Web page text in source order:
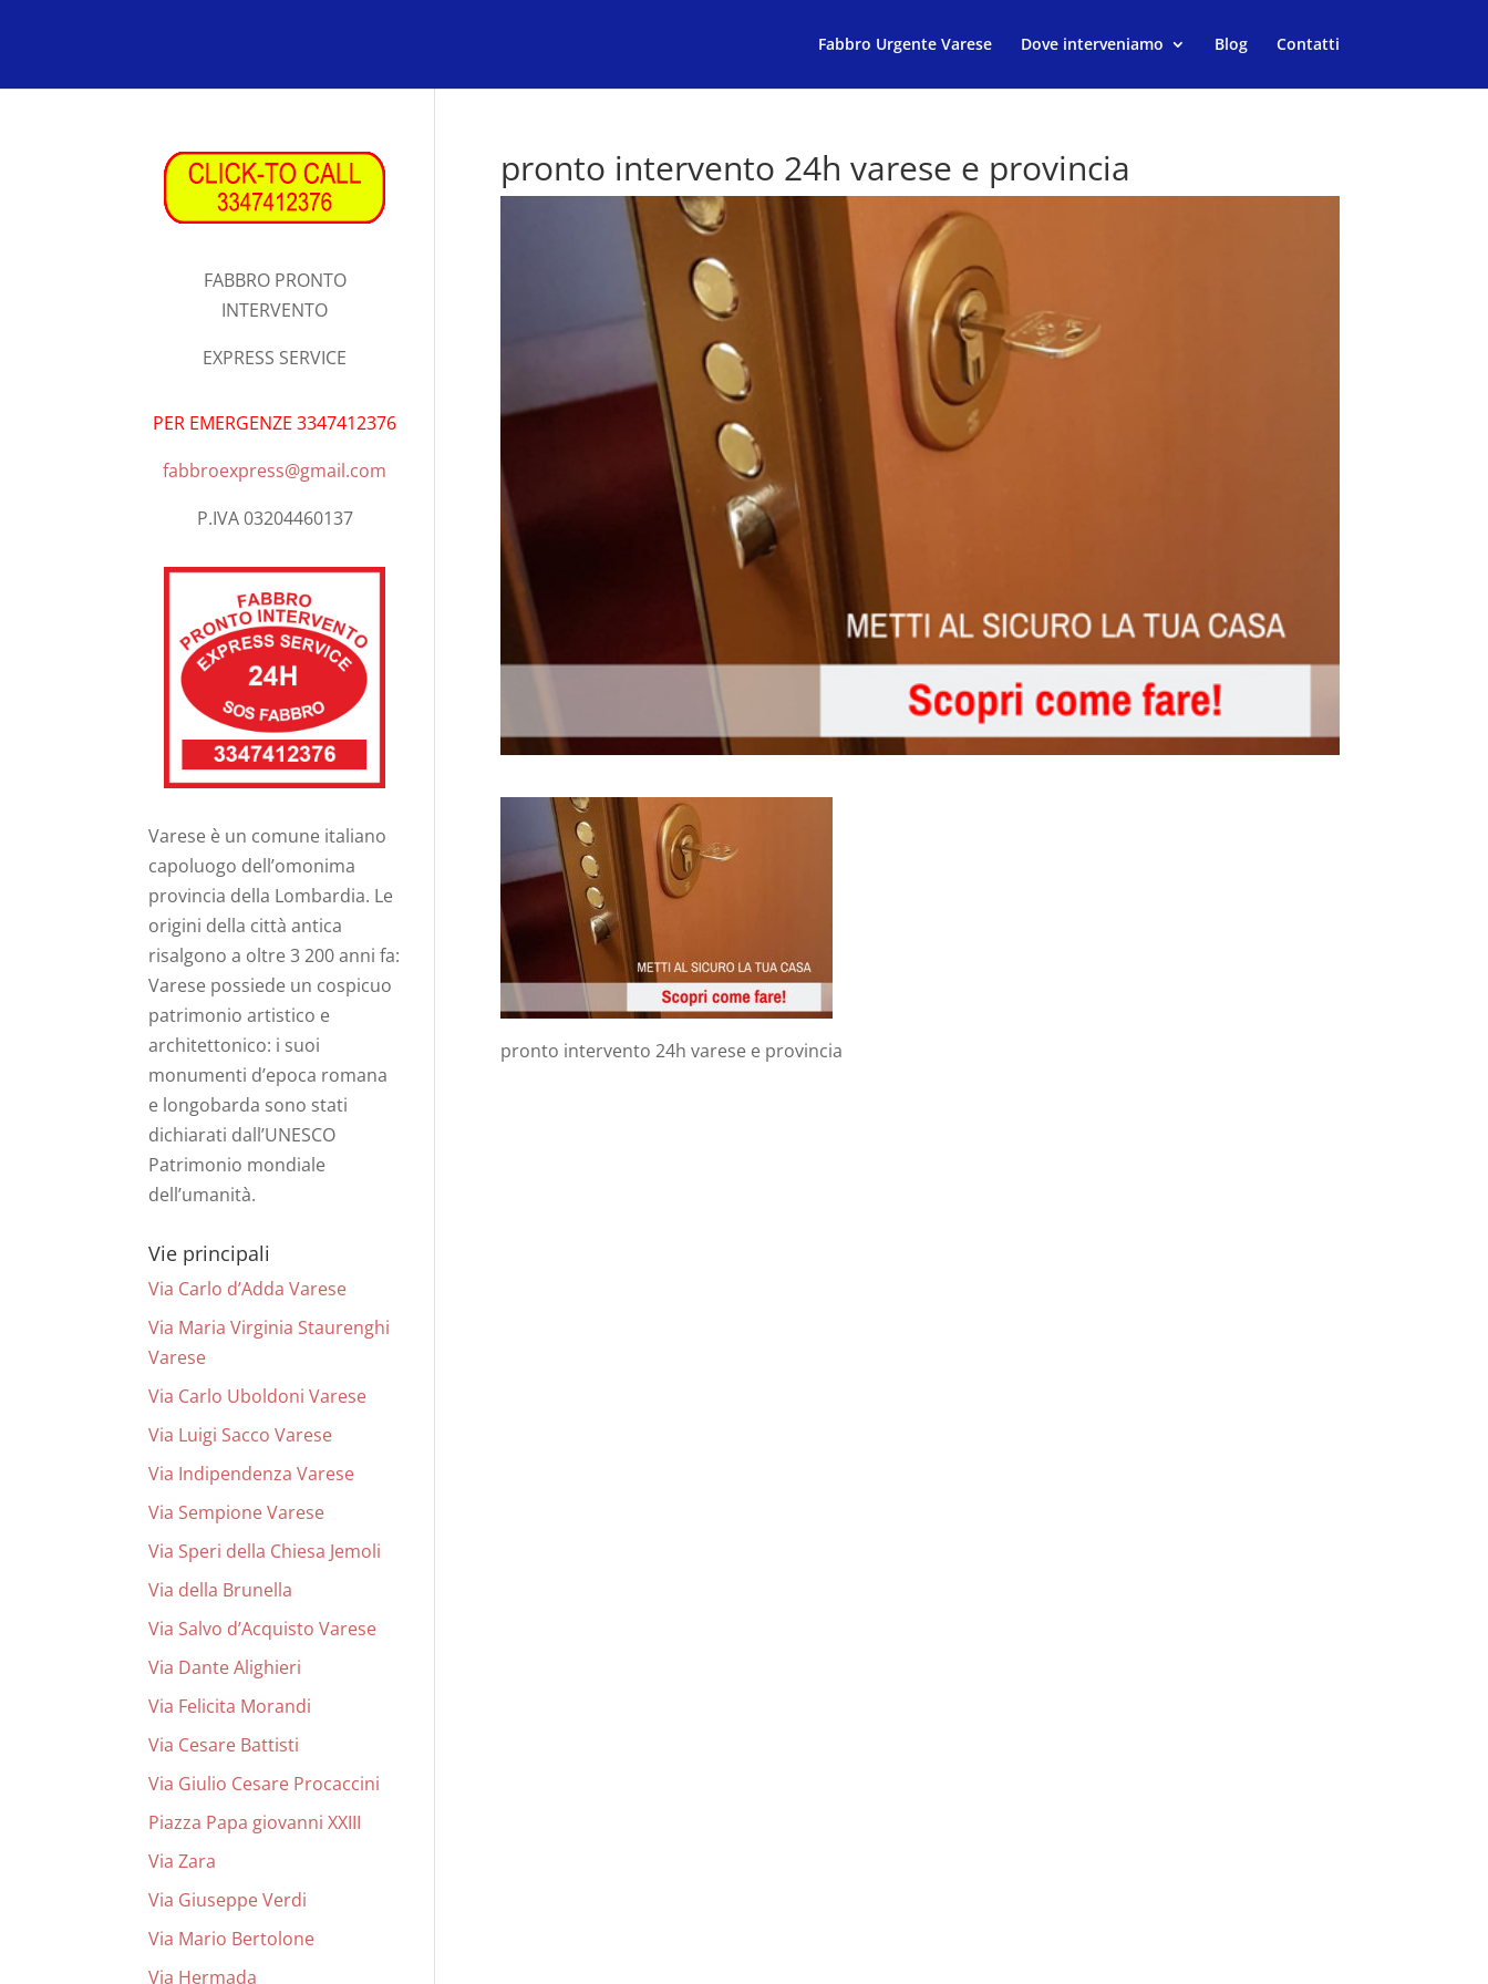
Fabbro Urgente Varese Dove interveniamo Blog Contatti
pronto intervento 24h varese e provincia
pronto intervento 24h varese e provincia
FABBRO PRONTO
INTERVENTO
EXPRESS SERVICE
PER EMERGENZE 3347412376
fabbroexpress@gmail.com
P.IVA 03204460137
Varese è un comune italiano
capoluogo dell’omonima
provincia della Lombardia. Le
origini della città antica
risalgono a oltre 3 200 anni fa:
Varese possiede un cospicuo
patrimonio artistico e
architettonico: i suoi
monumenti d’epoca romana
e longobarda sono stati
dichiarati dall’UNESCO
Patrimonio mondiale
dell’umanità.
Vie principali
Via Carlo d’Adda Varese
Via Maria Virginia Staurenghi
Varese
Via Carlo Uboldoni Varese
Via Luigi Sacco Varese
Via Indipendenza Varese
Via Sempione Varese
Via Speri della Chiesa Jemoli
Via della Brunella
Via Salvo d’Acquisto Varese
Via Dante Alighieri
Via Felicita Morandi
Via Cesare Battisti
Via Giulio Cesare Procaccini
Piazza Papa giovanni XXIII
Via Zara
Via Giuseppe Verdi
Via Mario Bertolone
Via Hermada